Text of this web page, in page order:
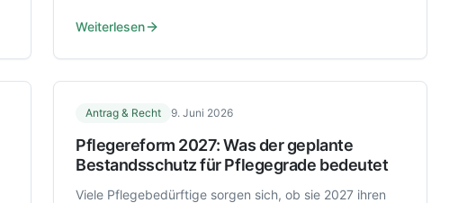
Weiterlesen
Antrag & Recht 9. Juni 2026
Pflegereform 2027: Was der geplante
Bestandsschutz für Pflegegrade bedeutet
Viele Pflegebedürftige sorgen sich, ob sie 2027 ihren